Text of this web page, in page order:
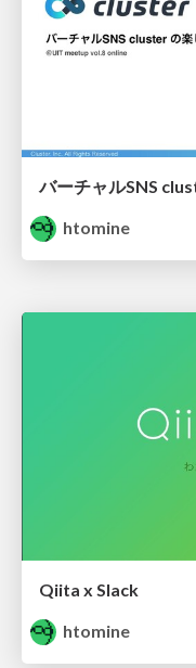
htomine
Qiita x Slack
htomine